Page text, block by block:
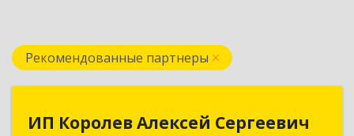
Рекомендованные партнеры
ИП Королев Алексей Сергеевич
ИП Королев Алексей Сергеевич